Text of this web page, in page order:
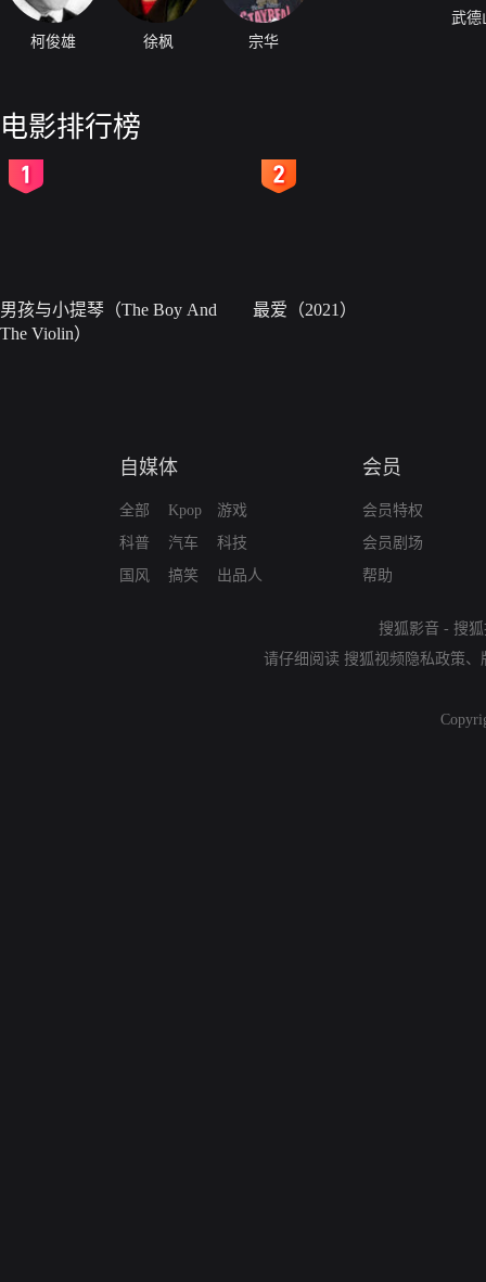
柯俊雄 徐枫 宗华
武德
电影排行榜
男孩与小提琴（The Boy And
The Violin）
最爱（2021）
自媒体
全部
科普
国风
Kpop
汽车
搞笑
游戏
科技
出品人
会员
会员特权
会员剧场
帮助
搜狐影音 - 搜
请仔细阅读 搜狐视频隐私政策、